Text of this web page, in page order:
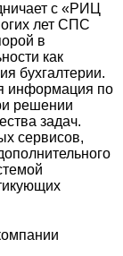
с «РИЦ
лет СПС
в
как
бухгалтерии.
информация по
решении
задач.
сервисов,